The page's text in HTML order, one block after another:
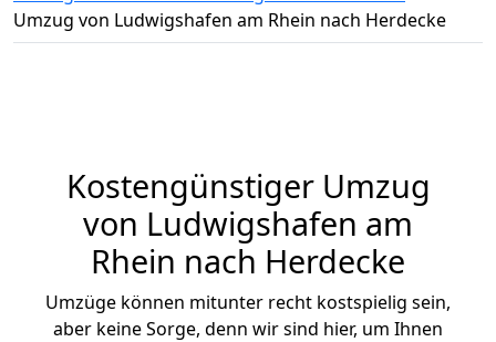
Umzug von Ludwigshafen am Rhein nach Herdecke
Kostengünstiger Umzug
von Ludwigshafen am
Rhein nach Herdecke
Umzüge können mitunter recht kostspielig sein,
aber keine Sorge, denn wir sind hier, um Ihnen